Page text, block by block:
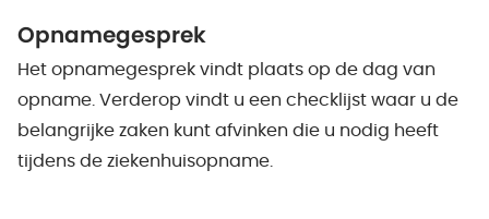
Opnamegesprek
Het opnamegesprek vindt plaats op de dag van
opname. Verderop vindt u een checklijst waar u de
belangrijke zaken kunt afvinken die u nodig heeft
tijdens de ziekenhuisopname.